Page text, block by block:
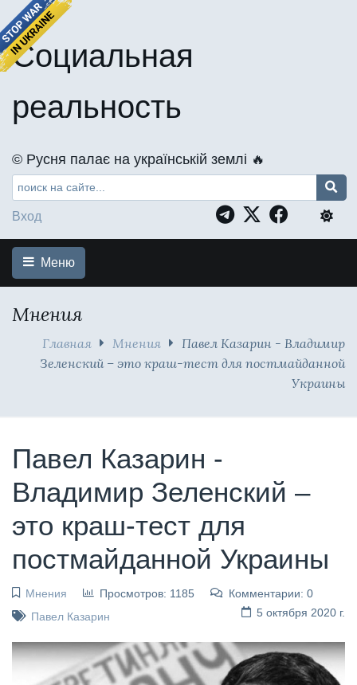
Социальная
реальность
©️ Русня палає на українській землі 🔥
Вход
Меню
Мнения
Главная Мнения
Павел Казарин - Владимир
Зеленский – это краш-тест для постмайданной
Украины
Павел Казарин -
Владимир Зеленский –
это краш-тест для
постмайданной Украины
Мнения Просмотров: 1185
Комментарии: 0
5 октября 2020 г.
Павел Казарин